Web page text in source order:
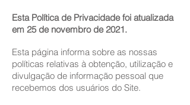
Esta Política de Privacidade foi atualizada
em 25 de novembro de 2021.
Esta página informa sobre as nossas
políticas relativas à obtenção, utilização e
divulgação de informação pessoal que
recebemos dos usuários do Site.